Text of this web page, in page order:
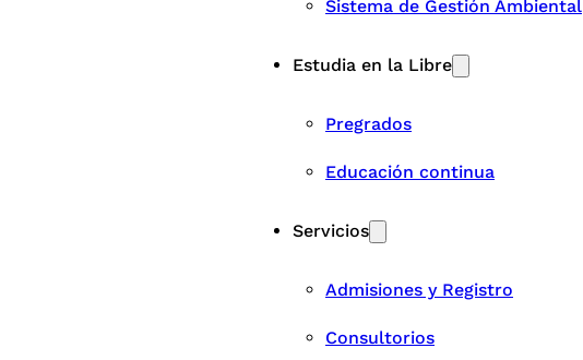
Sistema de Gestión Ambiental
Estudia en la Libre
Pregrados
Educación continua
Servicios
Admisiones y Registro
Consultorios